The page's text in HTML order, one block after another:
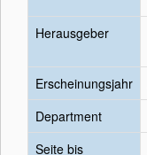
Herausgeber
Erscheinungsjahr
Department
Seite bis